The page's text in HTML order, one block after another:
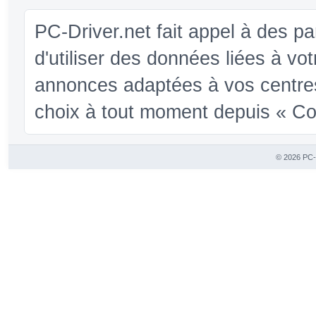
PC-Driver.net fait appel à des
d'utiliser des données liées à
annonces adaptées à vos
choix à tout moment depuis «
© 2026